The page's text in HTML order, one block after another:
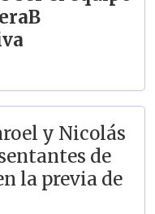
y Nicolás
de
la previa de